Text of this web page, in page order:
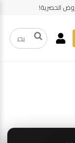
الحصرية!